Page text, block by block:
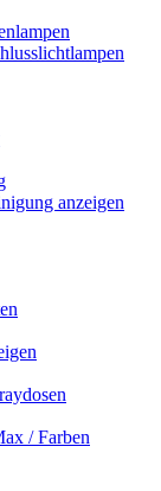
anzeigen
/ Farben